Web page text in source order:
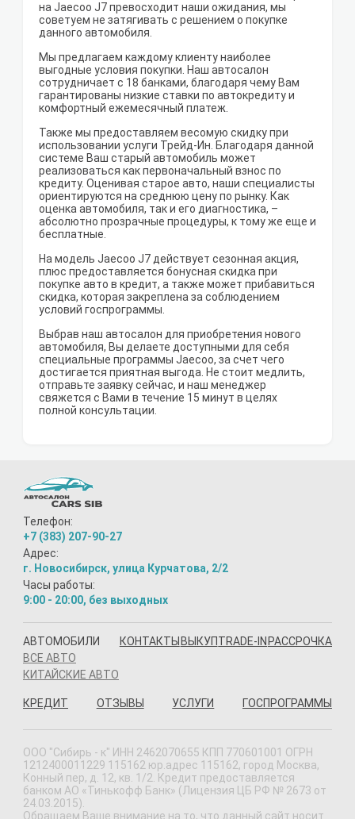
на Jaecoo J7 превосходит наши ожидания, мы
советуем не затягивать с решением о покупке
данного автомобиля.
Мы предлагаем каждому клиенту наиболее
выгодные условия покупки. Наш автосалон
сотрудничает с 18 банками, благодаря чему Вам
гарантированы низкие ставки по автокредиту и
комфортный ежемесячный платеж.
Также мы предоставляем весомую скидку при
использовании услуги Трейд-Ин. Благодаря данной
системе Ваш старый автомобиль может
реализоваться как первоначальный взнос по
кредиту. Оценивая старое авто, наши специалисты
ориентируются на среднюю цену по рынку. Как
оценка автомобиля, так и его диагностика, –
абсолютно прозрачные процедуры, к тому же еще и
бесплатные.
На модель Jaecoo J7 действует сезонная акция,
плюс предоставляется бонусная скидка при
покупке авто в кредит, а также может прибавиться
скидка, которая закреплена за соблюдением
условий госпрограммы.
Выбрав наш автосалон для приобретения нового
автомобиля, Вы делаете доступными для себя
специальные программы Jaecoo, за счет чего
достигается приятная выгода. Не стоит медлить,
отправьте заявку сейчас, и наш менеджер
свяжется с Вами в течение 15 минут в целях
полной консультации.
Телефон:
+7 (383) 207-90-27
Адрес:
г. Новосибирск, улица Курчатова, 2/2
Часы работы:
9:00 - 20:00, без выходных
АВТОМОБИЛИ
ВСЕ АВТО
КИТАЙСКИЕ АВТО
КОНТАКТЫ ВЫКУПTRADE-IN РАССРОЧКА
КРЕДИТ ОТЗЫВЫ УСЛУГИ ГОСПРОГРАММЫ
ООО "Сибирь - к" ИНН 2462070655 КПП 770601001 ОГРН
1212400011229 115162 юр.адрес 115162, город Москва,
Конный пер, д. 12, кв. 1/2. Кредит предоставляется
банком АО «Тинькофф Банк» (Лицензия ЦБ РФ № 2673 от
24.03.2015).
Обращаем Ваше внимание на то, что данный сайт носит